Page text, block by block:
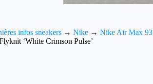
infos sneakers → Nike → Nike Air Max 93
‘White Crimson Pulse’